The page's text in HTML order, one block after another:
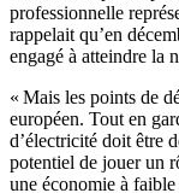
professionnelle
rappelait qu’en
engagé à atteindre la
« Mais les points de
européen. Tout en
d’électricité doit être
potentiel de jouer un
une économie à